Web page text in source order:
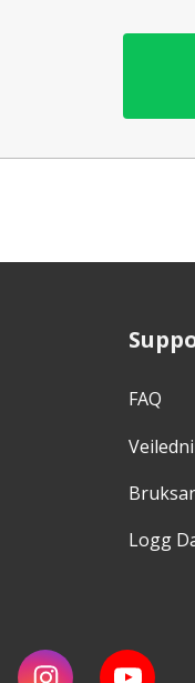
FAQ
Logg